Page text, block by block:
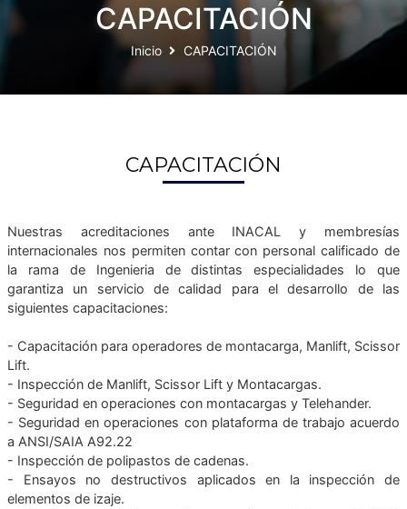
CAPACITACIÓN
Inicio CAPACITACIÓN
CAPACITACIÓN
Nuestras acreditaciones ante INACAL y membresías
internacionales nos permiten contar con personal calificado de
la rama de Ingenieria de distintas especialidades lo que
garantiza un servicio de calidad para el desarrollo de las
siguientes capacitaciones:
- Capacitación para operadores de montacarga, Manlift, Scissor
Lift.
- Inspección de Manlift, Scissor Lift y Montacargas.
- Seguridad en operaciones con montacargas y Telehander.
- Seguridad en operaciones con plataforma de trabajo acuerdo
a ANSI/SAIA A92.22
- Inspección de polipastos de cadenas.
- Ensayos no destructivos aplicados en la inspección de
elementos de izaje.